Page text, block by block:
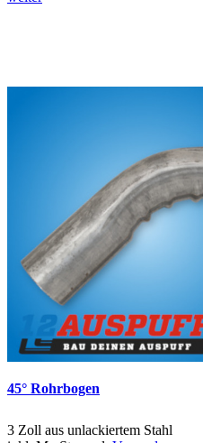
45° Rohrbogen
3 Zoll aus unlackiertem Stahl